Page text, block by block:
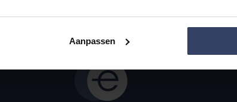
Aanpassen